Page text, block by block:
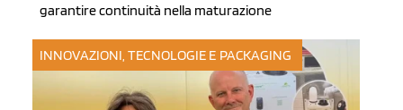
garantire continuità nella maturazione
INNOVAZIONI, TECNOLOGIE E PACKAGING